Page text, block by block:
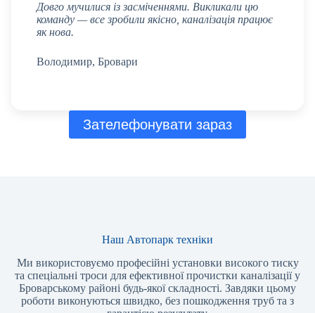
Довго мучилися із засміченнями. Викликали цю
команду — все зробили якісно, каналізація працює
як нова.
Володимир, Бровари
Зателефонувати зараз
Наш Автопарк техніки
Ми використовуємо професійні установки високого тиску
та спеціальні троси для ефективної прочистки каналізації у
Броварському районі будь-якої складності. Завдяки цьому
роботи виконуються швидко, без пошкодження труб та з